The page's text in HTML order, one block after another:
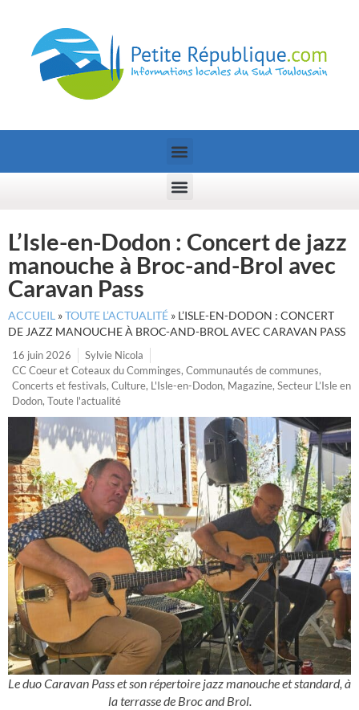
L’Isle-en-Dodon : Concert de jazz
manouche à Broc-and-Brol avec
Caravan Pass
ACCUEIL »TOUTE L’ACTUALITÉ » L’ISLE-EN-DODON : CONCERT
DE JAZZ MANOUCHE À BROC-AND-BROL AVEC CARAVAN PASS
16 juin 2026
Sylvie Nicola
CC Coeur et Coteaux du Comminges, Communautés de communes,
Concerts et festivals, Culture, L'Isle-en-Dodon, Magazine, Secteur L’Isle en
Dodon, Toute l'actualité
Le duo Caravan Pass et son répertoire jazz manouche et standard, à
la terrasse de Broc and Brol.